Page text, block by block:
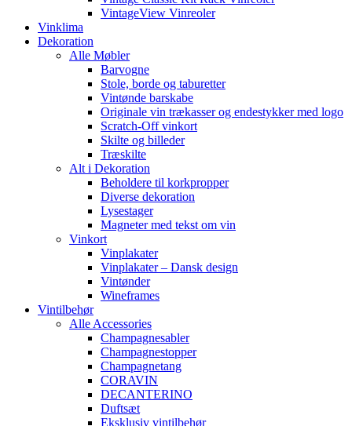
VintageView Vinreoler
Vinklima
Dekoration
Alle Møbler
Barvogne
Stole, borde og taburetter
Vintønde barskabe
Originale vin trækasser og endestykker med logo
Scratch-Off vinkort
Skilte og billeder
Træskilte
Alt i Dekoration
Beholdere til korkpropper
Diverse dekoration
Lysestager
Magneter med tekst om vin
Vinkort
Vinplakater
Vinplakater – Dansk design
Vintønder
Wineframes
Vintilbehør
Alle Accessories
Champagnesabler
Champagnestopper
Champagnetang
CORAVIN
DECANTERINO
Duftsæt
Eksklusiv vintilbehør